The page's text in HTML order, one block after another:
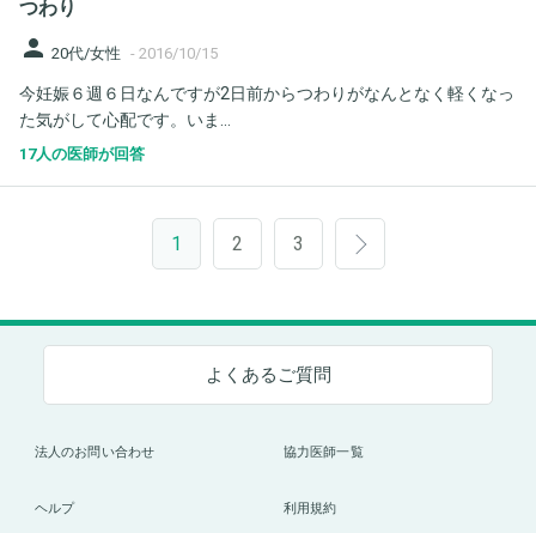
つわり
person 20代/女性 - 2016/10/15
今妊娠６週６日なんですが2日前からつわりがなんとなく軽くなっ
た気がして心配です。いま...
17人の医師が回答
1 2 3
よくあるご質問
法人のお問い合わせ 協力医師一覧
ヘルプ 利用規約